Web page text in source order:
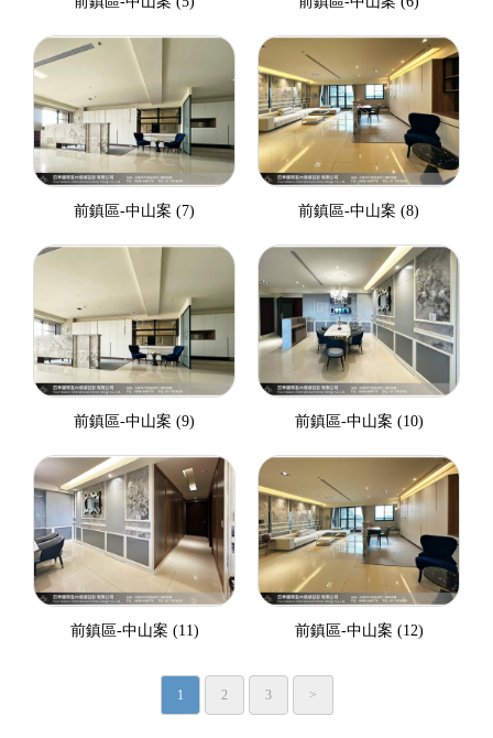
前鎮區-中山案 (7) 前鎮區-中山案 (8)
前鎮區-中山案 (9) 前鎮區-中山案 (10)
前鎮區-中山案 (11) 前鎮區-中山案 (12)
1 2 3 >